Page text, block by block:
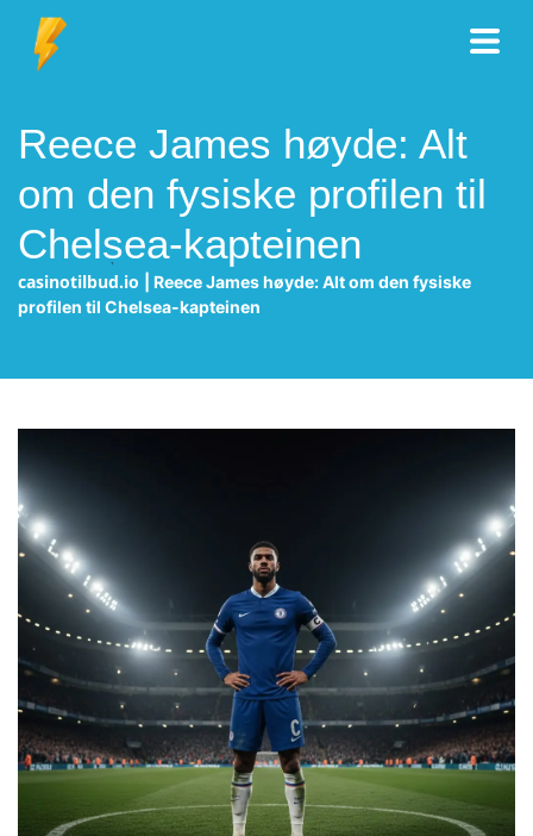
Reece James høyde: Alt
om den fysiske profilen til
Chelsea-kapteinen
casinotilbud.io
Reece James høyde: Alt om den fysiske
profilen til Chelsea-kapteinen